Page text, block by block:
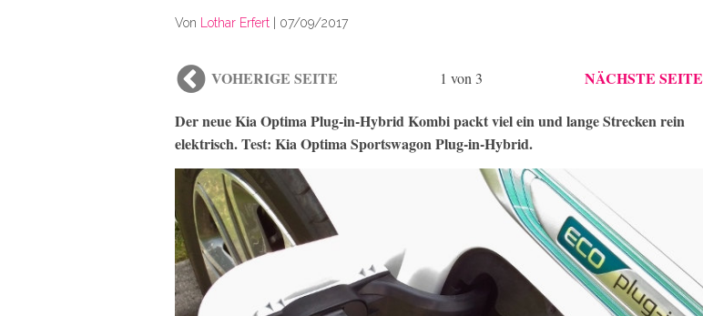
Von Lothar Erfert 07/09/2017
VOHERIGE SEITE 1 von 3 NÄCHSTE SEITE
Der neue Kia Optima Plug-in-Hybrid Kombi packt viel ein und lange Strecken rein
elektrisch. Test: Kia Optima Sportswagon Plug-in-Hybrid.